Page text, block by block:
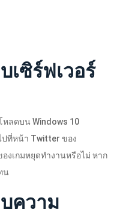
เซิร์ฟเวอร์
หลดบน Windows 10
ปที่หน้า Twitter ของ
งเกมหยุดทำงานหรือไม่ หาก
น
ความ